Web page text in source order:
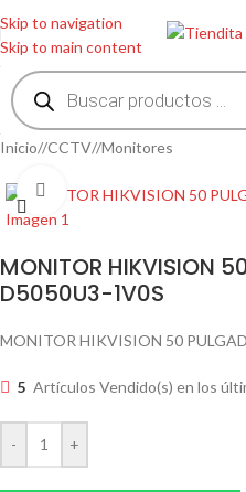
Skip to navigation
Skip to main content
Inicio/ CCTV/ Monitores
Clic para ampliar
MONITOR HIKVISION
D5050U3-1V0S
MONITOR HIKVISION 50
5 Artículos Vendido(s) en los
- +